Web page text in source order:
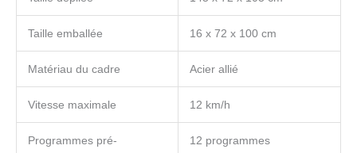
Taille emballée 16 x 72 x 100 cm
Matériau du cadre Acier allié
Vitesse maximale 12 km/h
Programmes pré-
12 programmes